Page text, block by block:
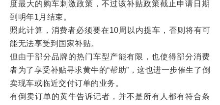
度最大的购车刺激政策，不过该补贴政策截止申请日期
到明年1月结束。
照此计算，消费者必须要在10周以内提车，否则将有可
能无法享受到国家补贴。
但由于部分品牌的热门车型产能有限，也使得部分消费
者为了享受补贴寻求黄牛的“帮助”，这也进一步催生了倒
卖现车或临近交付订单的业务。
有倒卖订单的黄牛告诉记者，并不是所有人都有符合条